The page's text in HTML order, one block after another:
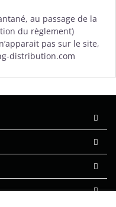
au passage de la
du règlement)
pas sur le site,
distribution.com